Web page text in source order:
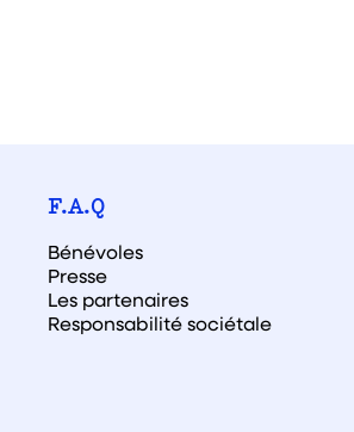
F.A.Q
Bénévoles
Presse
Les partenaires
Responsabilité sociétale